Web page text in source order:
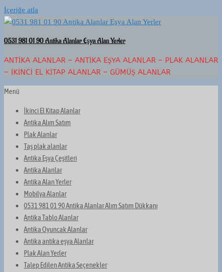
İçeriğe atla
0531 981 01 90 Antika Alanlar Eşya Alan Yerler
ANTIKA ALANLAR – ANTIKA EŞYA ALANLAR – PLAK ALANLAR
– İKINCI EL KITAP ALANLAR – GÜMÜŞ ALANLAR
Menü
İkinci El Kitap Alanlar
Antika Alım Satım
Plak Alanlar
Taş plak alanlar
Antika Eşya Çeşitleri
Antika Alanlar
Antika Alan Yerler
Mobilya Alanlar
0531 981 01 90 Antika Alanlar Alım Satım Dükkanı
Antika Tablo Alanlar
Antika Oyuncak Alanlar
Antika antika eşya Alanlar
Plak Alan Yerler
Talep Edilen Antika Seçenekler